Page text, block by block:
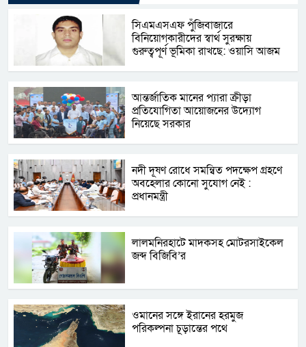
সিএমএসএফ পুঁজিবাজারে
বিনিয়োগকারীদের স্বার্থ সুরক্ষায়
গুরুত্বপূর্ণ ভূমিকা রাখছে: ওয়াসি আজম
আন্তর্জাতিক মানের প্যারা ক্রীড়া
প্রতিযোগিতা আয়োজনের উদ্যোগ
নিয়েছে সরকার
নদী দূষণ রোধে সমন্বিত পদক্ষেপ গ্রহণে
অবহেলার কোনো সুযোগ নেই :
প্রধানমন্ত্রী
লালমনিরহাটে মাদকসহ মোটরসাইকেল
জব্দ বিজিবি’র
ওমানের সঙ্গে ইরানের হরমুজ
পরিকল্পনা চূড়ান্তের পথে